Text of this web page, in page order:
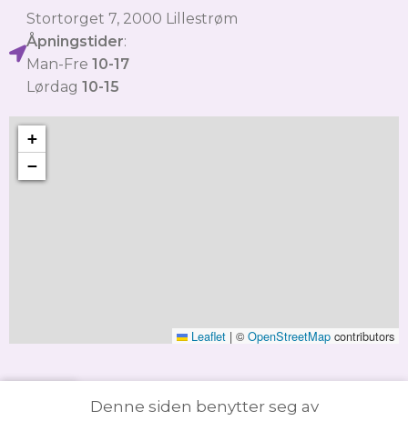
Stortorget 7, 2000 Lillestrøm
Åpningstider:
Man-Fre 10-17
Lørdag 10-15
+
−
Leaflet | © OpenStreetMap contributors
Denne siden benytter seg av